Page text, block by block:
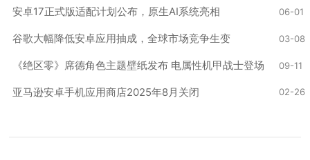
安卓17正式版适配计划公布，原生AI系统亮相 06-01
‌谷歌大幅降低安卓应用抽成，全球市场竞争生变‌ 03-08
《绝区零》席德角色主题壁纸发布 电属性机甲战士登场 09-11
亚马逊安卓手机应用商店2025年8月关闭 02-26